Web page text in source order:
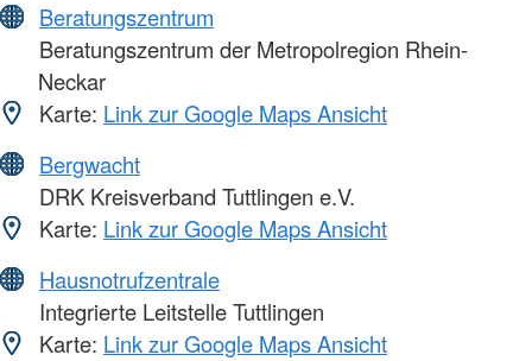
Beratungszentrum
Beratungszentrum der Metropolregion Rhein-
Neckar
Karte: Link zur Google Maps Ansicht
Bergwacht
DRK Kreisverband Tuttlingen e.V.
Karte: Link zur Google Maps Ansicht
Hausnotrufzentrale
Integrierte Leitstelle Tuttlingen
Karte: Link zur Google Maps Ansicht